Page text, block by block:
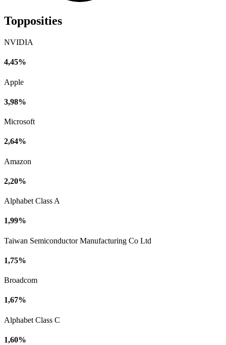
Topposities
NVIDIA
4,45%
Apple
3,98%
Microsoft
2,64%
Amazon
2,20%
Alphabet Class A
1,99%
Taiwan Semiconductor Manufacturing Co Ltd
1,75%
Broadcom
1,67%
Alphabet Class C
1,60%